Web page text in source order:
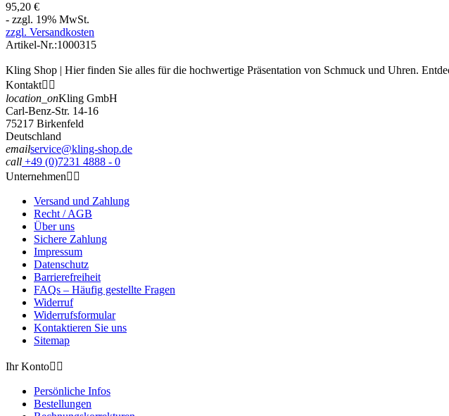
95,20 €
- zzgl. 19% MwSt.
zzgl. Versandkosten
Artikel-Nr.:1000315
Kling Shop | Hier finden Sie alles für die hochwertige Präsentation von Schmuck und Uhren.
Kontakt 
location_onKling GmbH
Carl-Benz-Str. 14-16
75217 Birkenfeld
Deutschland
emailservice@kling-shop.de
call +49 (0)7231 4888 - 0
Unternehmen 
Versand und Zahlung
Recht / AGB
Über uns
Sichere Zahlung
Impressum
Datenschutz
Barrierefreiheit
FAQs – Häufig gestellte Fragen
Widerruf
Widerrufsformular
Kontaktieren Sie uns
Sitemap
Ihr Konto 
Persönliche Infos
Bestellungen